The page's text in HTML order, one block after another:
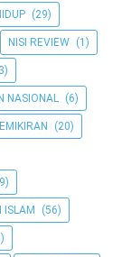
(29)
NISI REVIEW (1)
NASIONAL (6)
(20)
ISLAM (56)